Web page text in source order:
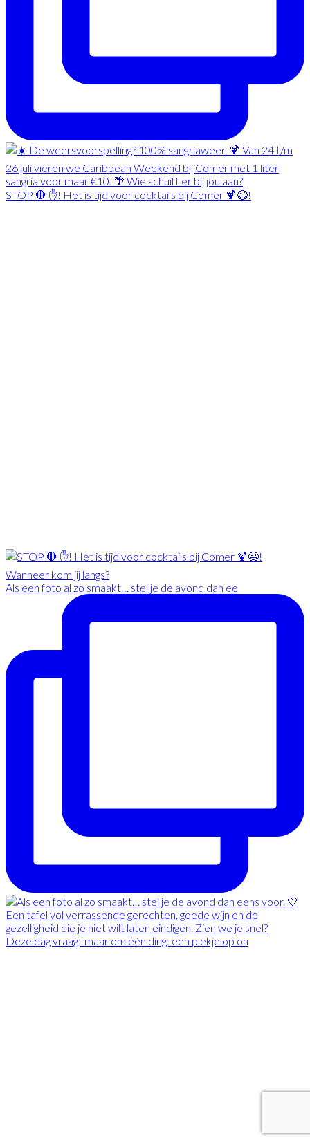
STOP 🛑 ✋! Het is tijd voor cocktails bij Comer 🍹😉!
Als een foto al zo smaakt… stel je de avond dan ee
Deze dag vraagt maar om één ding: een plekje op on